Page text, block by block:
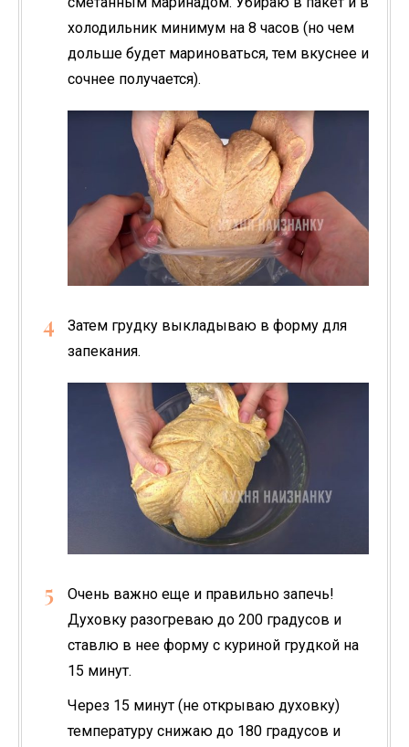
холодильник минимум на 8 часов (но чем
дольше будет мариноваться, тем вкуснее и
сочнее получается).
Затем грудку выкладываю в форму для
запекания.
Очень важно еще и правильно запечь!
Духовку разогреваю до 200 градусов и
ставлю в нее форму с куриной грудкой на
15 минут.
Через 15 минут (не открываю духовку)
температуру снижаю до 180 градусов и